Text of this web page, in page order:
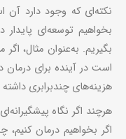
نکته‌ای که وجود دارد آن
بخواهیم توسعه‌ای پایدار
بگیریم. به‌عنوان ‌مثال،
است در آینده برای درمان
هزینه‌های چندبرابری
هرچند اگر نگاه
اگر بخواهیم درمان کنیم،